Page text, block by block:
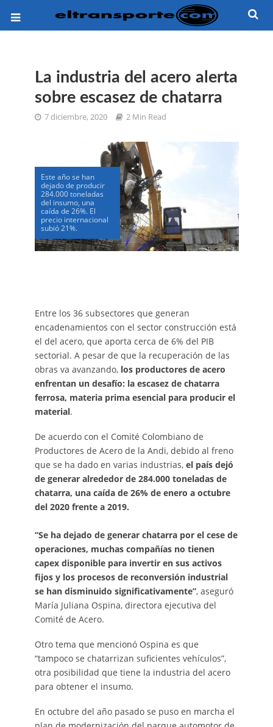
La industria del acero alerta
sobre escasez de chatarra
7 diciembre, 2020 2 Min Read
Este año se han
dejado de producir
284.000 toneladas
del insumo, una
caída de 26%. El
precio internacional
subió 21%.
Entre los 36 subsectores que generan
encadenamientos con el sector construcción está
el del acero, que aporta cerca de 6% del PIB
sectorial. A pesar de que la recuperación de las
obras va avanzando,los productores de acero
enfrentan un desafío: la escasez de chatarra
ferrosa, materia prima esencial para producir el
material.
De acuerdo con el Comité Colombiano de
Productores de Acero de la Andi, debido al freno
que se ha dado en varias industrias, el país dejó
de generar alrededor de 284.000 toneladas de
chatarra, una caída de 26% de enero a octubre
del 2020 frente a 2019.
“Se ha dejado de generar chatarra por el cese de
operaciones, muchas compañías no tienen
capex disponible para invertir en sus activos
fijos y los procesos de reconversión industrial
se han disminuido significativamente”, aseguró
María Juliana Ospina, directora ejecutiva del
Comité de Acero.
Otro tema que mencionó Ospina es que
“tampoco se chatarrizan suficientes vehículos”,
otra posibilidad que tiene la industria del acero
para obtener el insumo.
En octubre del año pasado se puso en marcha el